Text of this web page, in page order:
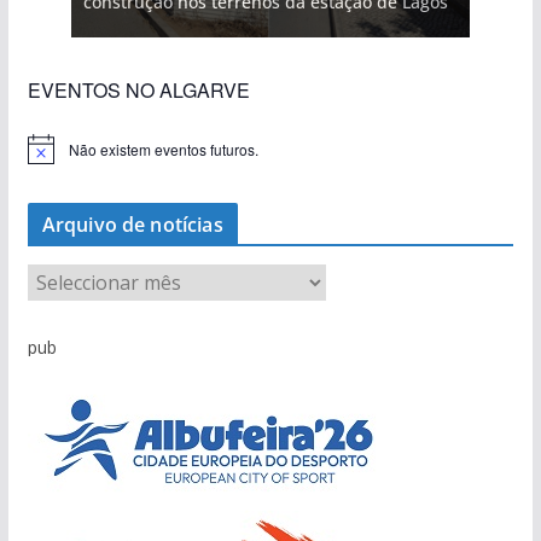
EVENTOS NO ALGARVE
Não existem eventos futuros.
Arquivo de notícias
r
pub